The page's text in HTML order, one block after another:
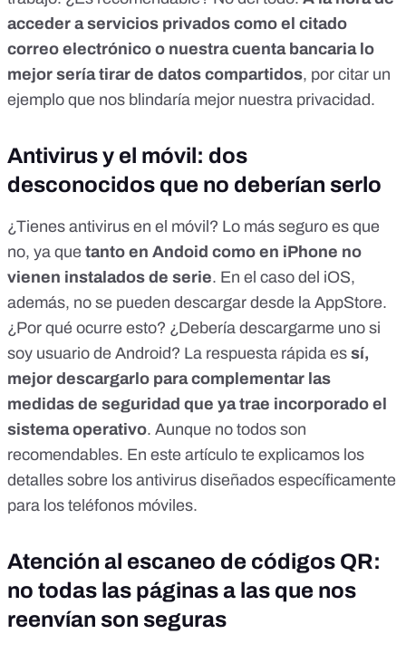
acceder a servicios privados como el citado
correo electrónico o nuestra cuenta bancaria lo
mejor sería tirar de datos compartidos, por citar un
ejemplo que nos blindaría mejor nuestra privacidad.
Antivirus y el móvil: dos
desconocidos que no deberían serlo
¿Tienes antivirus en el móvil? Lo más seguro es que
no, ya que tanto en Andoid como en iPhone no
vienen instalados de serie. En el caso del iOS,
además, no se pueden descargar desde la AppStore.
¿Por qué ocurre esto? ¿Debería descargarme uno si
soy usuario de Android? La respuesta rápida es sí,
mejor descargarlo para complementar las
medidas de seguridad que ya trae incorporado el
sistema operativo. Aunque no todos son
recomendables. En este artículo te explicamos los
detalles sobre los antivirus diseñados específicamente
para los teléfonos móviles.
Atención al escaneo de códigos QR:
no todas las páginas a las que nos
reenvían son seguras